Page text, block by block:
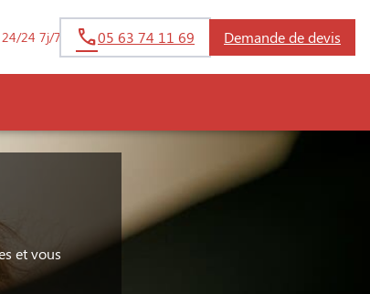
24/24 7j/7 05 63 74 11 69 Demande de devis
et vous